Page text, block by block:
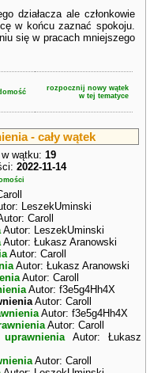
działacza ale członkowie
w końcu zaznać spokoju.
się w pracach mniejszego
rozpocznij nowy wątek
w tej tematyce
- cały wątek
wątku: 19
2022-11-14
LeszekUminski
Caroll
Autor: LeszekUminski
Autor: Łukasz Aranowski
Autor: Caroll
Autor: Łukasz Aranowski
Autor: Caroll
Autor: f3e5g4Hh4X
Autor: Caroll
Autor: f3e5g4Hh4X
Autor: Caroll
Autor: Łukasz
Autor: Caroll